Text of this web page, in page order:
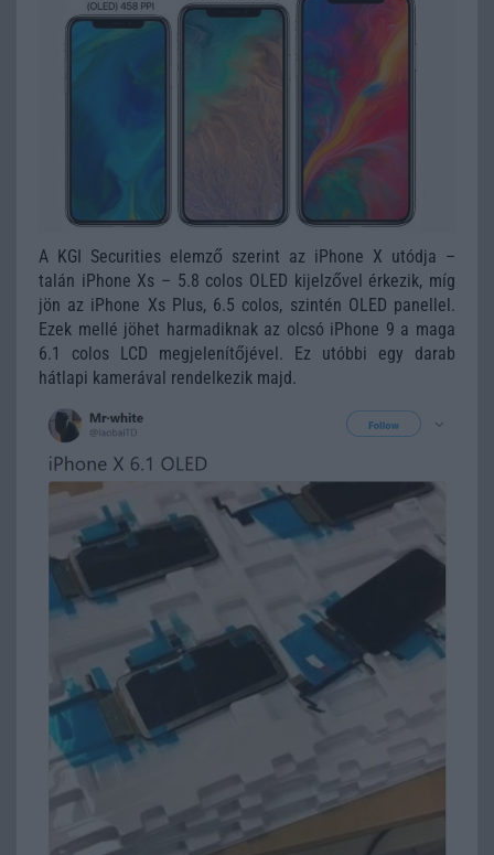
A KGI Securities elemző szerint az iPhone X utódja –
talán iPhone Xs – 5.8 colos OLED kijelzővel érkezik, míg
jön az iPhone Xs Plus, 6.5 colos, szintén OLED panellel.
Ezek mellé jöhet harmadiknak az olcsó iPhone 9 a maga
6.1 colos LCD megjelenítőjével. Ez utóbbi egy darab
hátlapi kamerával rendelkezik majd.